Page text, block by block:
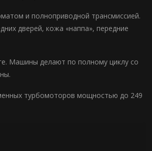
и полноприводной трансмиссией.
дверей, кожа «наппа», передние
Машины делают по полному циклу со
турбомоторов мощностью до 249